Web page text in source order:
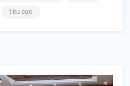
tiêu cực